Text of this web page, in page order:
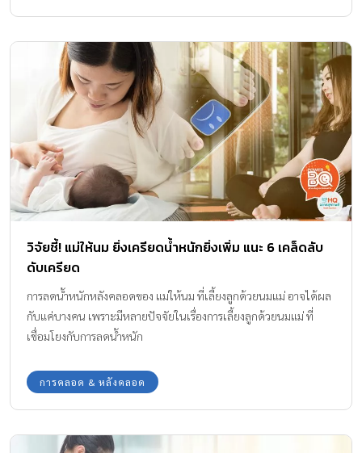
วิจัยชี้! แม่ให้นม ยิ่งเครียดน้ำหนักยิ่งเพิ่ม แนะ 6 เคล็ดลับ
ดับเครียด
การลดน้ำหนักหลังคลอดของ แม่ให้นม ที่เลี้ยงลูกด้วยนมแม่ อาจได้ผล
กับแค่บางคน เพราะมีหลายปัจจัยในเรื่องการเลี้ยงลูกด้วยนมแม่ ที่
เชื่อมโยงกับการลดน้ำหนัก
การคลอด & หลังคลอด